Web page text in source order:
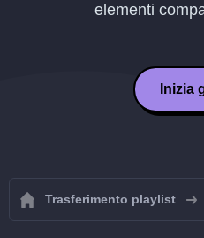
elementi
Inizia
Trasferimento playlist